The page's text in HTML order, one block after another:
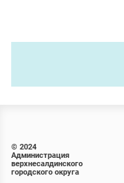
© 2024
Администрация
верхнесалдинского
городского округа